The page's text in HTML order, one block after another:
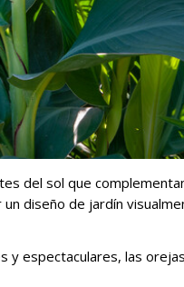
del sol que
diseño de jardín
y espectaculares, las